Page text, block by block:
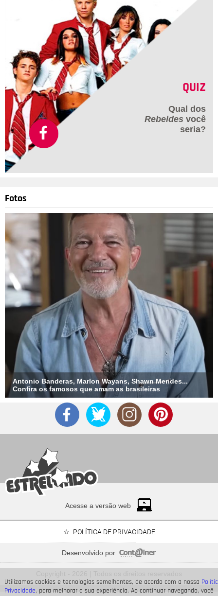
Utilizamos cookies e tecnologias semelhantes, de acordo com a nossa
Privacidade, para melhorar a sua experiência. Ao continuar navegando, você
QUIZ
Qual dos
Rebeldes você
seria?
Fotos
Antonio Banderas, Marlon Wayans, Shawn Mendes...
Confira os famosos que amam as brasileiras
Acesse a versão web
POLÍTICA DE PRIVACIDADE
Desenvolvido por